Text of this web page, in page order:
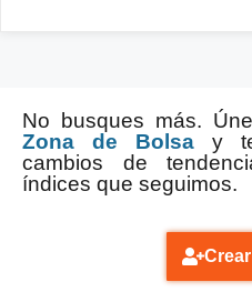
No busques más.
Zona de Bolsa y
cambios de
índices que seguimos.